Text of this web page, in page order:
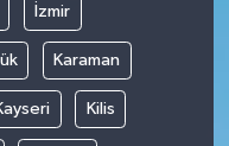
İzmir
Karaman
Kilis